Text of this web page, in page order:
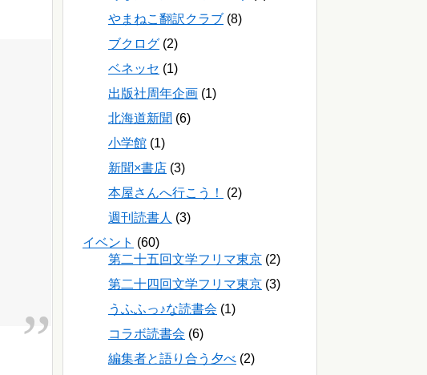
やまねこ翻訳クラブ (8)
ブクログ (2)
ベネッセ (1)
出版社周年企画 (1)
北海道新聞 (6)
小学館 (1)
新聞×書店 (3)
本屋さんへ行こう！
(2)
週刊読書人 (3)
イベント (60)
第二十五回文学フリマ東京 (2)
第二十四回文学フリマ東京 (3)
うふふっ♪な読書会 (1)
コラボ読書会 (6)
編集者と語り合う夕べ (2)